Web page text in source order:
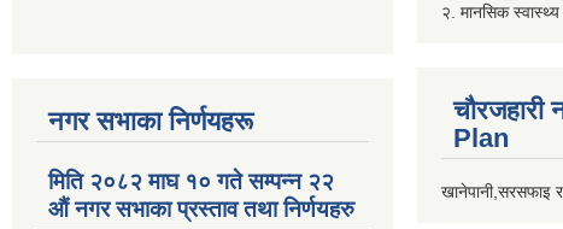
नगर सभाका निर्णयहरू
मिति २०८२ माघ १० गते सम्पन्न २२
औं नगर सभाका प्रस्ताव तथा निर्णयहरु
२. मानसिक
चौरजहारी
Plan
खानेपानी,सरसफाइ